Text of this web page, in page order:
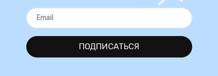
ПОДПИСАТЬСЯ